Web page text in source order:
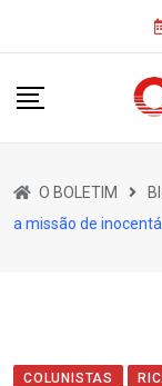
O BOLETIM
a missão de
COLUNISTAS